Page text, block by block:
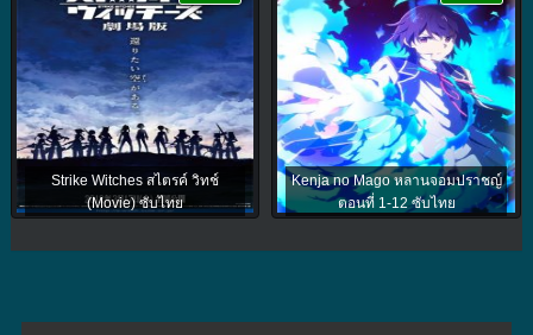
Strike Witches สไตรค์ วิทช์
(Movie) ซับไทย
Kenja no Mago หลานจอมปราชญ์
ตอนที่ 1-12 ซับไทย